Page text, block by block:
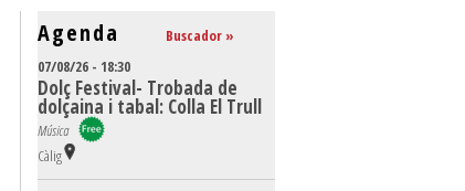
Agenda
Buscador »
07/08/26 - 18:30
Dolç Festival- Trobada de
dolçaina i tabal: Colla El Trull
Música
Càlig